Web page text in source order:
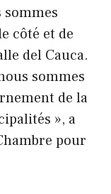
sommes
côté et de
del Cauca.
sommes
de la
», a
pour